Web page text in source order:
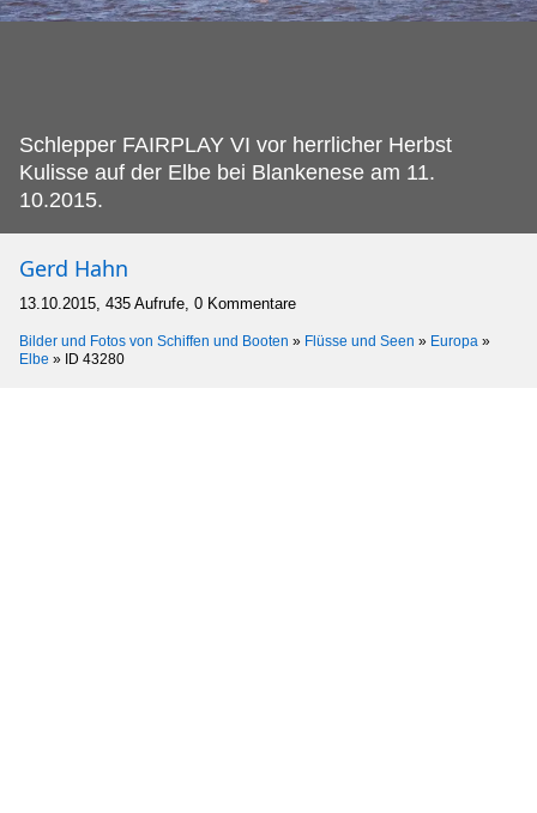
Schlepper FAIRPLAY VI vor herrlicher Herbst
Kulisse auf der Elbe bei Blankenese am 11.
10.2015.
Gerd Hahn
13.10.2015, 435 Aufrufe, 0 Kommentare
Bilder und Fotos von Schiffen und Booten » Flüsse und Seen » Europa »
Elbe » ID 43280